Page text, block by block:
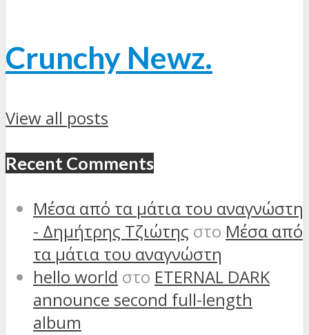
Crunchy Newz.
View all posts
Recent Comments
Μέσα από τα μάτια του αναγνώστη
- Δημήτρης Τζιώτης στο Μέσα από
τα μάτια του αναγνώστη
hello world στο ETERNAL DARK
announce second full-length
album